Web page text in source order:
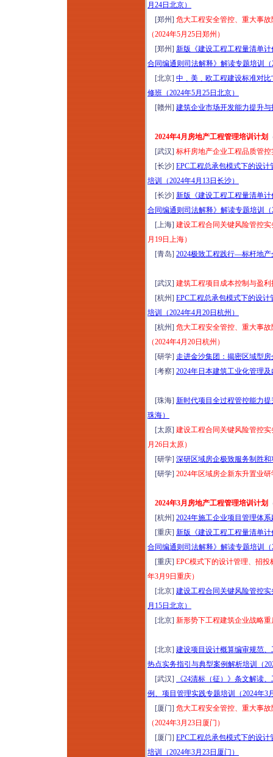
月24日北京）
[郑州] 危大工程安全管控、重大事
（2024年5月25日郑州）
[郑州] 新版《建设工程工程量清单
合同编通则司法解释》解读专题培训（
[北京] 中﹑美﹑欧工程建设标准对
修班（2024年5月25日北京）
[赣州] 建筑企业市场开发能力提升
2024年4月房地产工程管理培训计划
[武汉] 标杆房地产企业工程品质管
[长沙] EPC工程总承包模式下的设
培训（2024年4月13日长沙）
[长沙] 新版《建设工程工程量清单
合同编通则司法解释》解读专题培训（
[上海] 建设工程合同关键风险管控
月19日上海）
[青岛] 2024极致工程践行—标杆地
[武汉] 建筑工程项目成本控制与盈
[杭州] EPC工程总承包模式下的设
培训（2024年4月20日杭州）
[杭州] 危大工程安全管控、重大事
（2024年4月20日杭州）
[研学] 走进金沙集团：揭密区域型
[考察] 2024年日本建筑工业化管理
[珠海] 新时代项目全过程管控能力
珠海）
[太原] 建设工程合同关键风险管控
月26日太原）
[研学] 深研区域房企极致服务制胜
[研学] 2024年区域房企新东升置业
2024年3月房地产工程管理培训计划
[杭州] 2024年施工企业项目管理体
[重庆] 新版《建设工程工程量清单
合同编通则司法解释》解读专题培训（
[重庆] EPC模式下的设计管理、招
年3月9日重庆）
[北京] 建设工程合同关键风险管控
月15日北京）
[北京] 新形势下工程建筑企业战略
[北京] 建设项目设计概算编审规范
热点实务指引与典型案例解析培训（
[武汉]
《24清标（征）》条文解读
例、项目管理实践专题培训（2024年3
[厦门] 危大工程安全管控、重大事
（2024年3月23日厦门）
[厦门] EPC工程总承包模式下的设
培训（2024年3月23日厦门）